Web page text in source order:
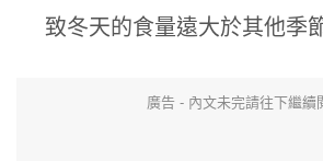
致冬天的食量遠大於其他季
廣告 - 內文未完請往下繼續